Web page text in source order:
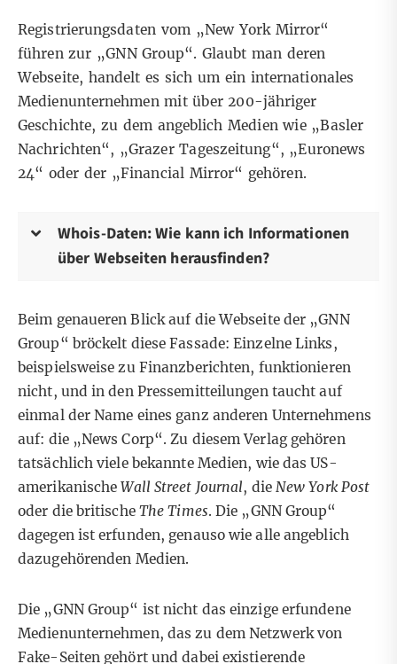
Registrierungsdaten vom „New York Mirror“
führen zur „GNN Group“. Glaubt man deren
Webseite, handelt es sich um ein internationales
Medienunternehmen mit über 200-jähriger
Geschichte, zu dem angeblich Medien wie „Basler
Nachrichten“, „Grazer Tageszeitung“, „Euronews
24“ oder der „Financial Mirror“ gehören.
Whois-Daten: Wie kann ich Informationen
über Webseiten herausfinden?
Beim genaueren Blick auf die Webseite der „GNN
Group“ bröckelt diese Fassade: Einzelne Links,
beispielsweise zu Finanzberichten, funktionieren
nicht, und in den Pressemitteilungen taucht auf
einmal der Name eines ganz anderen Unternehmens
auf: die „News Corp“. Zu diesem Verlag gehören
tatsächlich viele bekannte Medien, wie das US-
amerikanischeWall Street Journal, die New York Post
oder die britische The Times. Die „GNN Group“
dagegen ist erfunden, genauso wie alle angeblich
dazugehörenden Medien.
Die „GNN Group“ ist nicht das einzige erfundene
Medienunternehmen, das zu dem Netzwerk von
Fake-Seiten gehört und dabei existierende